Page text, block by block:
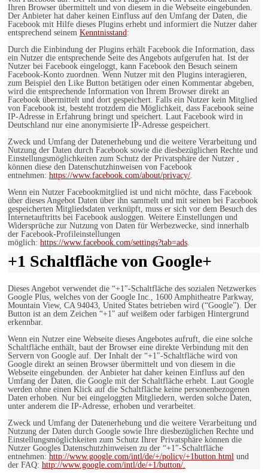
Ihren Browser übermittelt und von diesem in die Webseite eingebunden.
Der Anbieter hat daher keinen Einfluss auf den Umfang der Daten, die
Facebook mit Hilfe dieses Plugins erhebt und informiert die Nutzer daher
entsprechend seinem Kenntnisstand:
Durch die Einbindung der Plugins erhält Facebook die Information, dass
ein Nutzer die entsprechende Seite des Angebots aufgerufen hat. Ist der
Nutzer bei Facebook eingeloggt, kann Facebook den Besuch seinem
Facebook-Konto zuordnen. Wenn Nutzer mit den Plugins interagieren,
zum Beispiel den Like Button betätigen oder einen Kommentar abgeben,
wird die entsprechende Information von Ihrem Browser direkt an
Facebook übermittelt und dort gespeichert. Falls ein Nutzer kein Mitglied
von Facebook ist, besteht trotzdem die Möglichkeit, dass Facebook seine
IP-Adresse in Erfahrung bringt und speichert. Laut Facebook wird in
Deutschland nur eine anonymisierte IP-Adresse gespeichert.
Zweck und Umfang der Datenerhebung und die weitere Verarbeitung und
Nutzung der Daten durch Facebook sowie die diesbezüglichen Rechte und
Einstellungsmöglichkeiten zum Schutz der Privatsphäre der Nutzer ,
können diese den Datenschutzhinweisen von Facebook
entnehmen: https://www.facebook.com/about/privacy/.
Wenn ein Nutzer Facebookmitglied ist und nicht möchte, dass Facebook
über dieses Angebot Daten über ihn sammelt und mit seinen bei Facebook
gespeicherten Mitgliedsdaten verknüpft, muss er sich vor dem Besuch des
Internetauftritts bei Facebook ausloggen. Weitere Einstellungen und
Widersprüche zur Nutzung von Daten für Werbezwecke, sind innerhalb
der Facebook-Profileinstellungen
möglich: https://www.facebook.com/settings?tab=ads.
+1 Schaltfläche von Google+
Dieses Angebot verwendet die “+1″-Schaltfläche des sozialen Netzwerkes
Google Plus, welches von der Google Inc., 1600 Amphitheatre Parkway,
Mountain View, CA 94043, United States betrieben wird (“Google”). Der
Button ist an dem Zeichen “+1″ auf weißem oder farbigen Hintergrund
erkennbar.
Wenn ein Nutzer eine Webseite dieses Angebotes aufruft, die eine solche
Schaltfläche enthält, baut der Browser eine direkte Verbindung mit den
Servern von Google auf. Der Inhalt der “+1″-Schaltfläche wird von
Google direkt an seinen Browser übermittelt und von diesem in die
Webseite eingebunden. der Anbieter hat daher keinen Einfluss auf den
Umfang der Daten, die Google mit der Schaltfläche erhebt. Laut Google
werden ohne einen Klick auf die Schaltfläche keine personenbezogenen
Daten erhoben. Nur bei eingeloggten Mitgliedern, werden solche Daten,
unter anderem die IP-Adresse, erhoben und verarbeitet.
Zweck und Umfang der Datenerhebung und die weitere Verarbeitung und
Nutzung der Daten durch Google sowie Ihre diesbezüglichen Rechte und
Einstellungsmöglichkeiten zum Schutz Ihrer Privatsphäre können die
Nutzer Googles Datenschutzhinweisen zu der “+1″-Schaltfläche
entnehmen: http://www.google.com/intl/de/+/policy/+1button.html und
der FAQ: http://www.google.com/intl/de/+1/button/.